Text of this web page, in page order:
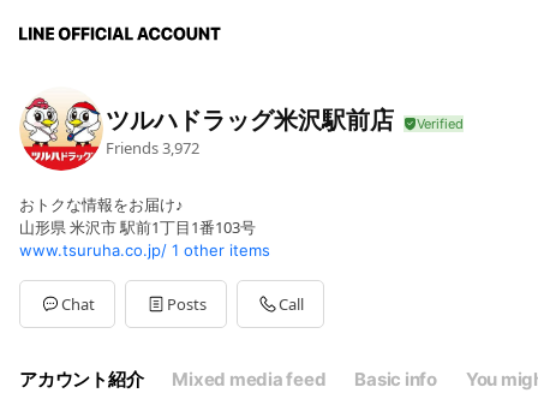
ツルハドラッグ米沢駅前店
Friends3,972
おトクな情報をお届け♪
山形県 米沢市 駅前1丁目1番103号
www.tsuruha.co.jp/ 1 other items
Chat Posts Call
アカウント紹介 Mixed media feed Basic info You